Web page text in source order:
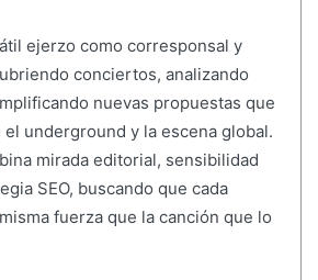
ejerzo como corresponsal y
conciertos, analizando
nuevas propuestas que
underground y la escena global.
mirada editorial, sensibilidad
SEO, buscando que cada
fuerza que la canción que lo